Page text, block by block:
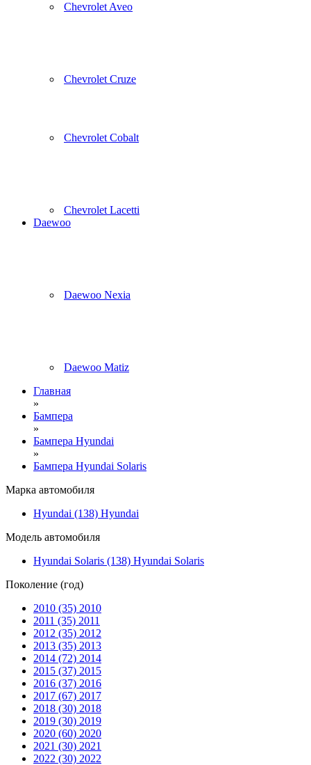
Chevrolet Aveo
Chevrolet Cruze
Chevrolet Cobalt
Chevrolet Lacetti
Daewoo
Daewoo Nexia
Daewoo Matiz
Главная
»
Бампера
»
Бампера Hyundai
»
Бампера Hyundai Solaris
Марка автомобиля
Hyundai (138) Hyundai
Модель автомобиля
Hyundai Solaris (138) Hyundai Solaris
Поколение (год)
2010 (35) 2010
2011 (35) 2011
2012 (35) 2012
2013 (35) 2013
2014 (72) 2014
2015 (37) 2015
2016 (37) 2016
2017 (67) 2017
2018 (30) 2018
2019 (30) 2019
2020 (60) 2020
2021 (30) 2021
2022 (30) 2022